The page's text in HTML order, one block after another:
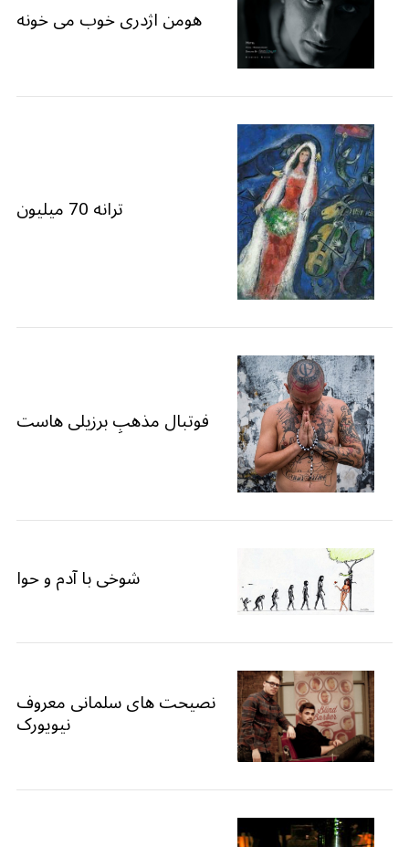
هومن اژدری خوب می خونه
ترانه 70 میلیون
فوتبال مذهبِ برزیلی هاست
شوخی با آدم و حوا
نصیحت های سلمانی معروف
نیویورک
S
e
a
r
c
h
f
o
r
: